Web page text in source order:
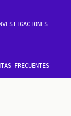
FRECUENTES